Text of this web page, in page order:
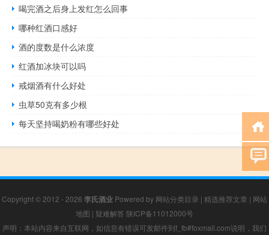
喝完酒之后身上发红怎么回事
哪种红酒口感好
酒的度数是什么浓度
红酒加冰块可以吗
戒烟酒有什么好处
虫草50克有多少根
每天坚持喝奶粉有哪些好处
Copyright © 2012 - 2026 李氏酒业 Powered by 网站分类目录 | 精选推荐文章 | 网站
地图 | 疑难解答 陕ICP备11012000号
声明：本站内容来自互联网，如信息有错误可发邮件到f_fb#foxmail.com说明，我们